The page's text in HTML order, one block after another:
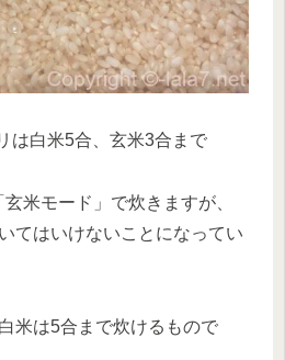
は白米5合、玄米3合まで
米モード」で炊きますが、
てはいけないことになってい
米は5合まで炊けるもので